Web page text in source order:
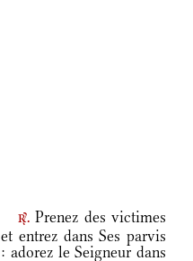
r. Prenez des victimes
et entrez dans Ses parvis
: adorez le Seigneur dans